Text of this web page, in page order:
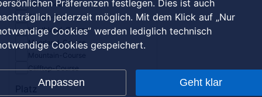
Präferenzen festlegen. Dies ist auch
jederzeit möglich. Mit dem Klick auf „Nur
Cookies” werden lediglich technisch
Cookies gespeichert.
Anpassen Geht klar
Links-Course
Desert-Course
Heathland-Course
Moorland-Course
Clifftop-Course